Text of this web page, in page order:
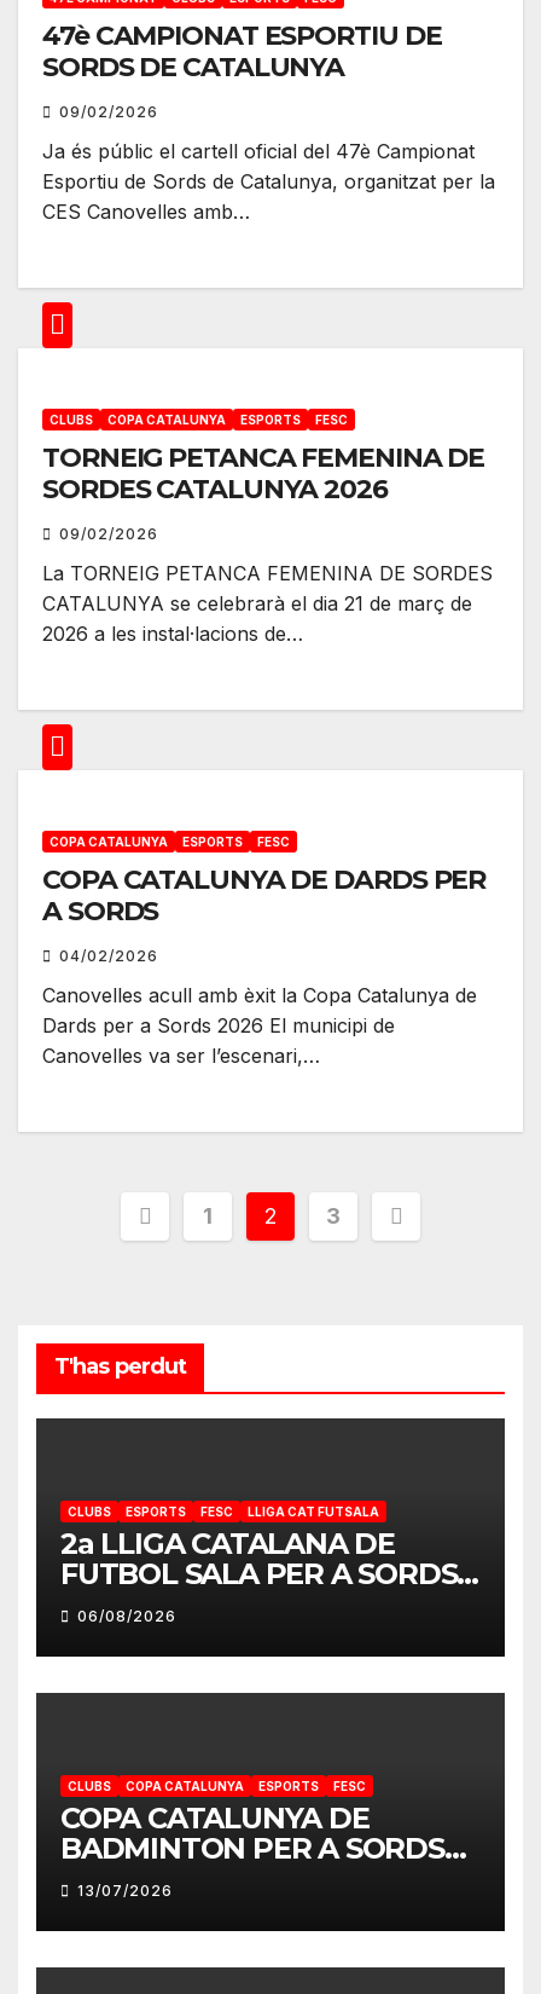
47è CAMPIONAT ESPORTIU DE
SORDS DE CATALUNYA
09/02/2026
Ja és públic el cartell oficial del 47è Campionat
Esportiu de Sords de Catalunya, organitzat per la
CES Canovelles amb…
CLUBS COPA CATALUNYA ESPORTS FESC
TORNEIG PETANCA FEMENINA DE
SORDES CATALUNYA 2026
09/02/2026
La TORNEIG PETANCA FEMENINA DE SORDES
CATALUNYA se celebrarà el dia 21 de març de
2026 a les instal·lacions de…
COPA CATALUNYA ESPORTS FESC
COPA CATALUNYA DE DARDS PER
A SORDS
04/02/2026
Canovelles acull amb èxit la Copa Catalunya de
Dards per a Sords 2026 El municipi de
Canovelles va ser l’escenari,…
Paginación
1 2 3
T'has perdut
CLUBS ESPORTS FESC LLIGA CAT FUTSALA
2a LLIGA CATALANA DE
FUTBOL SALA PER A SORDS
2026-2027
06/08/2026
CLUBS COPA CATALUNYA ESPORTS FESC
COPA CATALUNYA DE
BADMINTON PER A SORDS
2026
13/07/2026